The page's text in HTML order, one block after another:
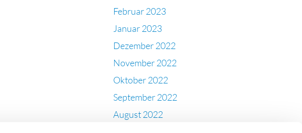
Februar 2023
Januar 2023
Dezember 2022
November 2022
Oktober 2022
September 2022
August 2022